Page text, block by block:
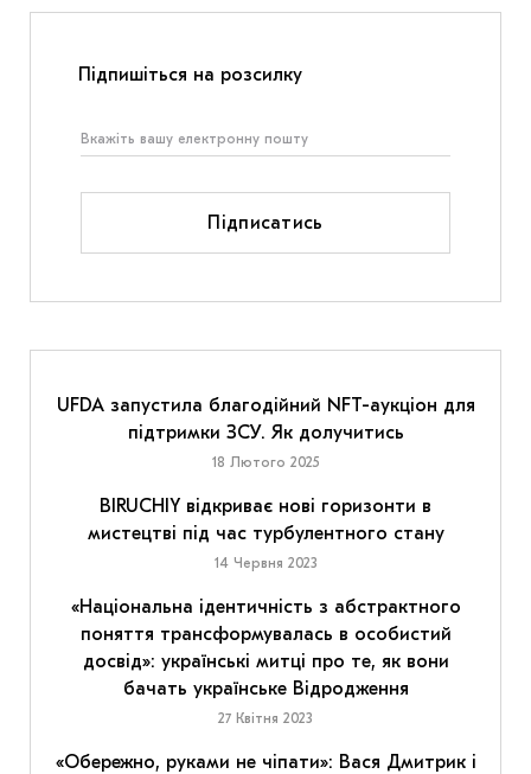
Підпишіться на розсилку
Підписатись
UFDA запустила благодійний NFT-аукціон для
підтримки ЗСУ. Як долучитись
18 Лютого 2025
BIRUCHIY відкриває нові горизонти в
мистецтві під час турбулентного стану
14 Червня 2023
«Національна ідентичність з абстрактного
поняття трансформувалась в особистий
досвід»: українські митці про те, як вони
бачать українське Відродження
27 Квітня 2023
«Обережно, руками не чіпати»: Вася Дмитрик і